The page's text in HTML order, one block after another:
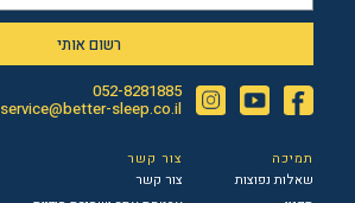
תמיכה
שאלות נפוצות
צור קשר
צור קשר
רשום אותי
052-8281885
service@better-sleep.co.il
Facebook
YouTube
Instagram